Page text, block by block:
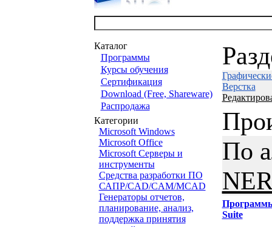
Каталог
Программы
Курсы обучения
Сертификация
Download (Free, Shareware)
Распродажа
Категории
Microsoft Windows
Microsoft Office
Microsoft Серверы и
инструменты
Средства разработки ПО
САПР/CAD/CAM/MCAD
Генераторы отчетов,
планирование, анализ,
поддержка принятия
Верстка
По
Suite